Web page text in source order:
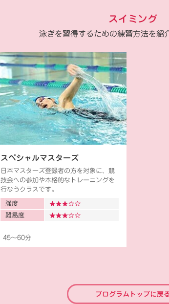
スイミング
泳ぎを習得するための練習方法を紹
スペシャルマスターズ
日本マスターズ登録者の方を対象に、競
技会への参加や本格的なトレーニングを
行なうクラスです。
強度
難易度
45〜60分
プログラムトップに戻